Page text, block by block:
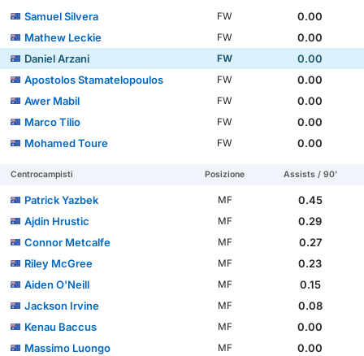
Samuel Silvera
FW
0.00
Mathew Leckie
FW
0.00
Daniel Arzani
FW
0.00
Apostolos Stamatelopoulos
FW
0.00
Awer Mabil
FW
0.00
Marco Tilio
FW
0.00
Mohamed Toure
FW 0.00
Centrocampisti Posizione Assists / 90'
Patrick Yazbek MF
0.45
Ajdin Hrustic
MF
0.29
Connor Metcalfe
MF
0.27
Riley McGree
MF
0.23
Aiden O'Neill
MF
0.15
Jackson Irvine
MF
0.08
Kenau Baccus
MF
0.00
Massimo Luongo
MF
0.00